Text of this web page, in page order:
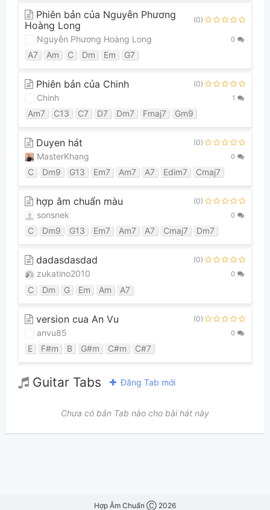
Phiên bản của Nguyễn Phương
Hoàng Long
(0)
Nguyễn Phương Hoàng Long 0
A7 Am C Dm Em G7
Phiên bản của Chinh (0)
Chinh 1
Am7 C13 C7 D7 Dm7 Fmaj7 Gm9
Duyen hát (0)
MasterKhang 0
C Dm9 G13 Em7 Am7 A7 Edim7 Cmaj7
hợp âm chuẩn màu (0)
sonsnek 0
C Dm9 G13 Em7 Am7 A7 Cmaj7 Dm7
dadasdasdad (0)
zukatino2010 0
C Dm G Em Am A7
version cua An Vu (0)
anvu85 0
E F#m B G#m C#m C#7
Guitar Tabs Đăng Tab mới
Chưa có bản Tab nào cho bài hát này
Hợp Âm Chuẩn Ⓒ 2026